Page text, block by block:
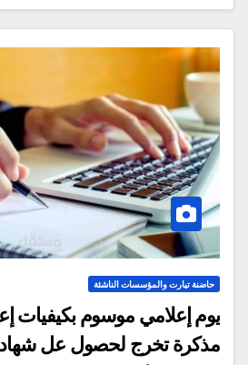
حاضنة تيارت والمؤسسات الناشئة
يوم إعلامي موسوم بكيفيات
مذكرة تخرج لحصول عل